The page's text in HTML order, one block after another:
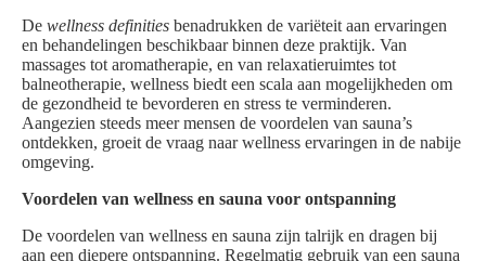
De wellness definities benadrukken de variëteit aan ervaringen
en behandelingen beschikbaar binnen deze praktijk. Van
massages tot aromatherapie, en van relaxatieruimtes tot
balneotherapie, wellness biedt een scala aan mogelijkheden om
de gezondheid te bevorderen en stress te verminderen.
Aangezien steeds meer mensen de voordelen van sauna’s
ontdekken, groeit de vraag naar wellness ervaringen in de nabije
omgeving.
Voordelen van wellness en sauna voor ontspanning
De voordelen van wellness en sauna zijn talrijk en dragen bij
aan een diepere ontspanning. Regelmatig gebruik van een sauna